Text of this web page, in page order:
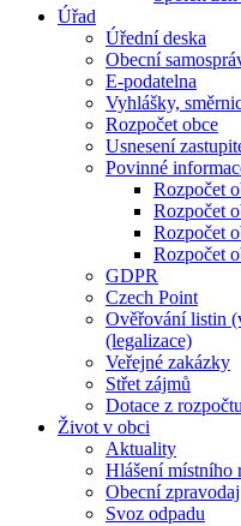
Úřad
Úřední deska
Obecní
E-podatelna
Vyhlášky,
Rozpočet obce
Usnesení
Povinné
Rozpočet
Rozpočet
Rozpočet
Rozpočet
GDPR
Czech Point
Ověřování listin
(legalizace)
Veřejné zakázky
Střet zájmů
Dotace z
Život v obci
Aktuality
Hlášení místního
Obecní zpravodaj
Svoz odpadu